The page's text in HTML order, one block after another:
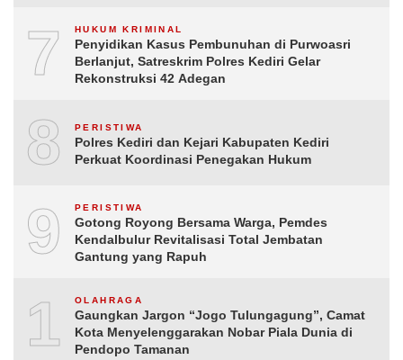
7 HUKUM KRIMINAL
Penyidikan Kasus Pembunuhan di Purwoasri
Berlanjut, Satreskrim Polres Kediri Gelar
Rekonstruksi 42 Adegan
8 PERISTIWA
Polres Kediri dan Kejari Kabupaten Kediri
Perkuat Koordinasi Penegakan Hukum
9 PERISTIWA
Gotong Royong Bersama Warga, Pemdes
Kendalbulur Revitalisasi Total Jembatan
Gantung yang Rapuh
10OLAHRAGA
Gaungkan Jargon “Jogo Tulungagung”, Camat
Kota Menyelenggarakan Nobar Piala Dunia di
Pendopo Tamanan